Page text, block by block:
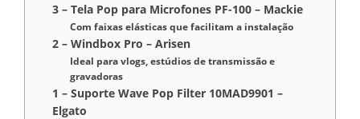
3 – Tela Pop para Microfones PF-100 – Mackie
Com faixas elásticas que facilitam a instalação
2 – Windbox Pro – Arisen
Ideal para vlogs, estúdios de transmissão e
gravadoras
1 – Suporte Wave Pop Filter 10MAD9901 –
Elgato